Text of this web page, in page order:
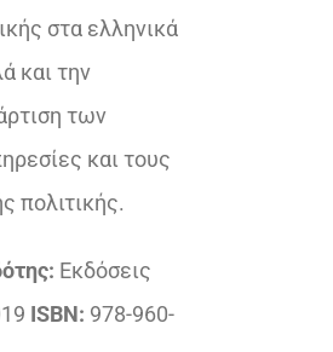
στα ελληνικά
και την
των
και τους
πολιτικής.
Εκδόσεις
ISBN: 978-960-